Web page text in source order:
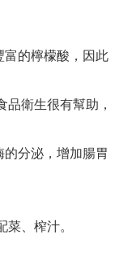
富的檸檬酸，因此
衛生很有幫助，
分泌，增加腸胃
、榨汁。